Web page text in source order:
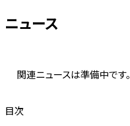
ニュース
関連ニュースは準備中です。
目次